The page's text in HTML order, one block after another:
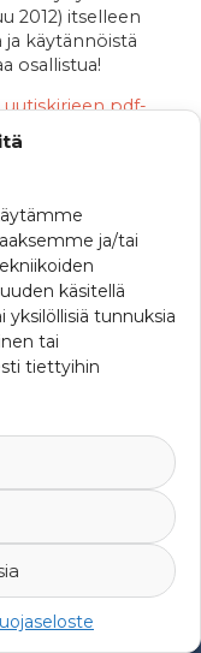
ja/tai
käsitellä
tunnuksia
tai
tiettyihin
2012) itselleen
käytännöistä
osallistua!
uutiskirjeen pdf-
ry -Yksityisyys ja
Mediaani